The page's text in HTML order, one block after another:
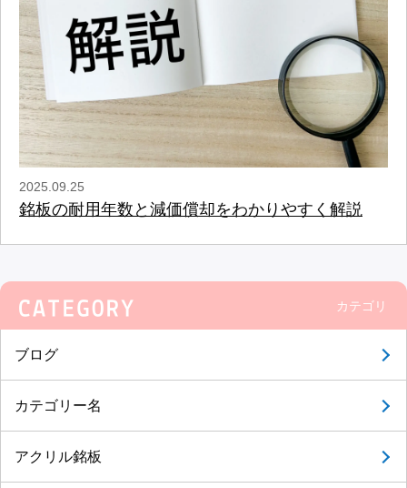
2025.09.25
銘板の耐用年数と減価償却をわかりやすく解説
カテゴリ
ブログ
カテゴリー名
アクリル銘板